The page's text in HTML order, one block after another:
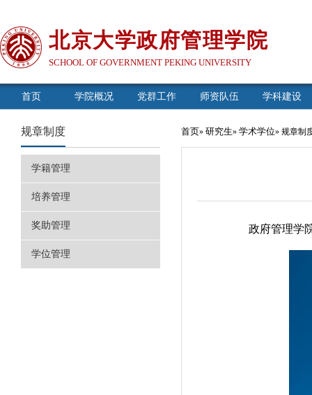
北京大学政府管理学院
SCHOOL OF GOVERNMENT PEKING UNIVERSITY
首页 学院概况 党群工作 师资队伍 学科建设
规章制度
学籍管理
培养管理
奖助管理
学位管理
首页» 研究生» 学术学位» 规章制
政府管理学